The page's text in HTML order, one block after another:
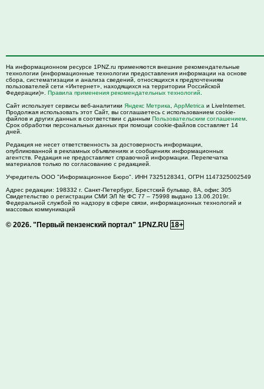
На информационном ресурсе 1PNZ.ru применяются внешние рекомендательные
технологии (информационные технологии предоставления информации на основе
сбора, систематизации и анализа сведений, относящихся к предпочтениям
пользователей сети «Интернет», находящихся на территории Российской
Федерации)». Правила применения рекомендательных технологий
Сайт использует сервисы веб-аналитики Яндекс Метрика AppMetrica и LiveInternet.
Продолжая использовать этот Сайт, вы соглашаетесь с использованием cookie-
файлов и других данных в соответствии с данным Пользовательским соглашением
Срок обработки персональных данных при помощи cookie-файлов составляет 14
дней.
Редакция не несет ответственность за достоверность информации,
опубликованной в рекламных объявлениях и сообщениях информационных
агентств. Редакция не предоставляет справочной информации. Перепечатка
материалов только по согласованию с редакцией.
Учредитель ООО "Информационное Бюро". ИНН 7325128341, ОГРН 1147325002549
Адрес редакции: 198332 г. Санкт-Петербург, Брестский бульвар, 8А, офис 305
Свидетельство о регистрации СМИ ЭЛ № ФС 77 – 75998 выдано 13.06.2019г.
Федеральной службой по надзору в сфере связи, информационных технологий и
массовых коммуникаций
© 2026. "Первый пензенский портал" 1PNZ.RU 18+